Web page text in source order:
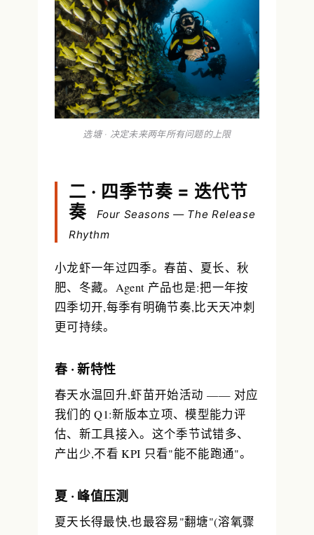
选塘 · 决定未来两年所有问题的上限
二 · 四季节奏 = 迭代节
奏
Four Seasons — The Release
Rhythm
小龙虾一年过四季。春苗、夏长、秋
肥、冬藏。Agent 产品也是:把一年按
四季切开,每季有明确节奏,比天天冲刺
更可持续。
春 · 新特性
春天水温回升,虾苗开始活动 —— 对应
我们的 Q1:新版本立项、模型能力评
估、新工具接入。这个季节试错多、
产出少,不看 KPI 只看"能不能跑通"。
夏 · 峰值压测
夏天长得最快,也最容易"翻塘"(溶氧骤